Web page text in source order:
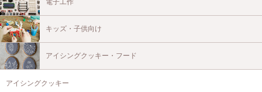
電子工作
キッズ・子供向け
アイシングクッキー・フード
アイシングクッキー